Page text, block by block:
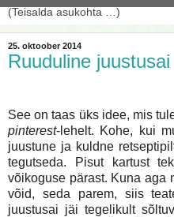
25. oktoober 2014
Ruuduline juustusai
See on taas üks idee, mis
pinterest-lehelt. Kohe, kui
juustune ja kuldne
tegutseda. Pisut kartust
võikoguse pärast. Kuna aga
võid, seda parem, siis
juustusai jäi tegelikult